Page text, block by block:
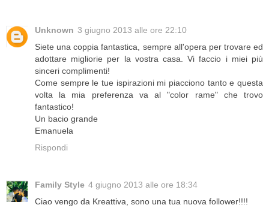
Unknown 3 giugno 2013 alle ore 22:10
Siete una coppia fantastica, sempre all'opera per trovare ed
adottare migliorie per la vostra casa. Vi faccio i miei più
sinceri complimenti!
Come sempre le tue ispirazioni mi piacciono tanto e questa
volta la mia preferenza va al "color rame" che trovo
fantastico!
Un bacio grande
Emanuela
Rispondi
Family Style 4 giugno 2013 alle ore 18:34
Ciao vengo da Kreattiva, sono una tua nuova follower!!!!